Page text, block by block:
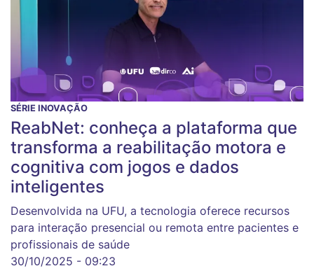
SÉRIE INOVAÇÃO
ReabNet: conheça a plataforma que
transforma a reabilitação motora e
cognitiva com jogos e dados
inteligentes
Desenvolvida na UFU, a tecnologia oferece recursos
para interação presencial ou remota entre pacientes e
profissionais de saúde
30/10/2025 - 09:23